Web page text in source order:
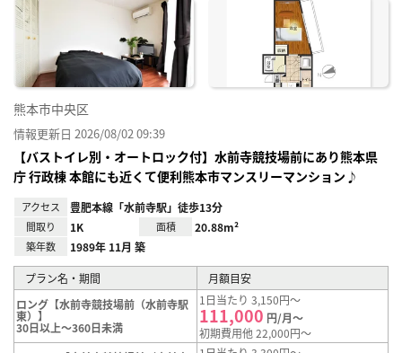
熊本市中央区
情報更新日 2026/08/02 09:39
【バストイレ別・オートロック付】水前寺競技場前にあり熊本県
庁 行政棟 本館にも近くて便利熊本市マンスリーマンション♪
アクセス 豊肥本線「水前寺駅」徒歩13分
間取り 1K 面積 20.88m²
築年数 1989年 11月 築
プラン名・期間
月額目安
ロング【水前寺競技場前（水前寺駅
東）】
30日以上～360日未満
1日当たり 3,150円～
111,000 円/月～
初期費用他 22,000円～